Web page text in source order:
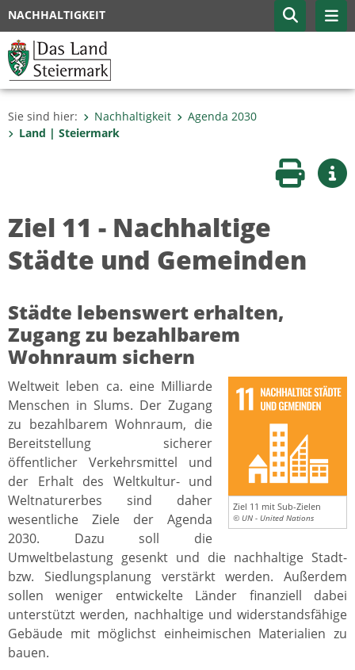
NACHHALTIGKEIT
Sie sind hier: Nachhaltigkeit
Agenda 2030
Land | Steiermark
Seite
Ziel 11 - Nachhaltige
Städte und Gemeinden
Städte lebenswert erhalten,
Zugang zu bezahlbarem
Wohnraum sichern
Ziel 11 mit Sub-Zielen
© UN - United Nations
Weltweit leben ca. eine Milliarde
Menschen in Slums. Der Zugang
zu bezahlbarem Wohnraum, die
Bereitstellung sicherer
öffentlicher Verkehrsmittel und
der Erhalt des Weltkultur- und
Weltnaturerbes sind daher
wesentliche Ziele der Agenda
2030. Dazu soll die
Umweltbelastung gesenkt und die nachhaltige Stadt-
bzw. Siedlungsplanung verstärkt werden. Außerdem
sollen weniger entwickelte Länder finanziell dabei
unterstützt werden, nachhaltige und widerstandsfähige
Gebäude mit möglichst einheimischen Materialien zu
bauen.